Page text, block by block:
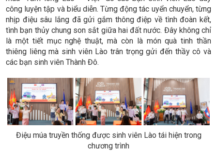
công luyện tập và biểu diễn. Từng động tác uyển chuyển, từng
nhịp điệu sâu lắng đã gửi gắm thông điệp về tình đoàn kết,
tình bạn thủy chung son sắt giữa hai đất nước. Đây không chỉ
là một tiết mục nghệ thuật, mà còn là món quà tinh thần
thiêng liêng mà sinh viên Lào trân trọng gửi đến thầy cô và
các bạn sinh viên Thành Đô.
Điệu múa truyền thống được sinh viên Lào tái hiện trong
chương trình